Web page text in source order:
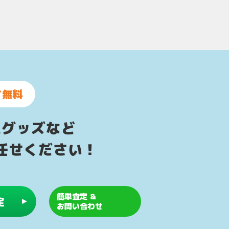
料
ッズなど
ください！
簡単査定 &
お問い合わせ